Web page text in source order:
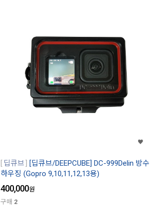
딥큐브
[딥큐브/DEEPCUBE] DC-999Delin 방수
하우징 (Gopro 9,10,11,12,13용)
400,000원
구매 2